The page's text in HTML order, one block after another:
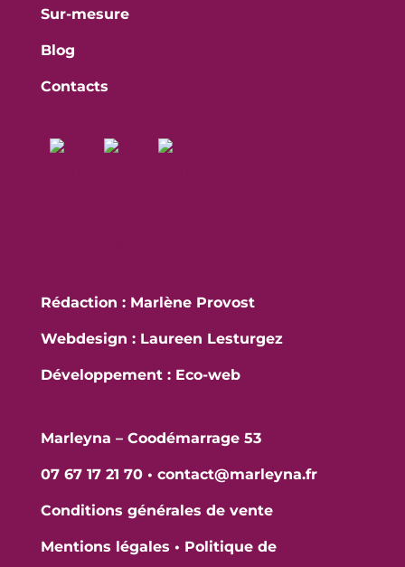
Sur-mesure
Blog
Contacts
Rédaction : Marlène Provost
Webdesign : Laureen Lesturgez
Développement : Eco-web
Marleyna – Coodémarrage 53
07 67 17 21 70• contact@marleyna.fr
Conditions générales de vente
Mentions légales • Politique de